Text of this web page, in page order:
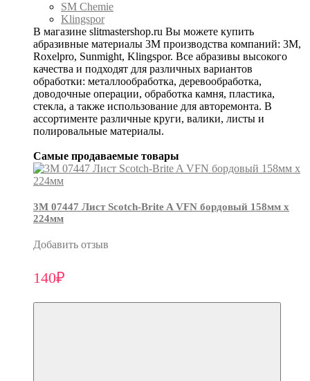
SM Chemie
Klingspor
В магазине slitmastershop.ru Вы можете купить
абразивные материалы 3М производства компаний: 3М,
Roxelpro, Sunmight, Klingspor. Все абразивы высокого
качества и подходят для различных вариантов
обработки: металлообработка, деревообработка,
доводочные операции, обработка камня, пластика,
стекла, а также использование для авторемонта. В
ассортименте различные круги, валики, листы и
полировальные материалы.
Самые продаваемые товары
3М 07447 Лист Scotch-Brite A VFN бордовый 158мм х
224мм
Добавить отзыв
140₽